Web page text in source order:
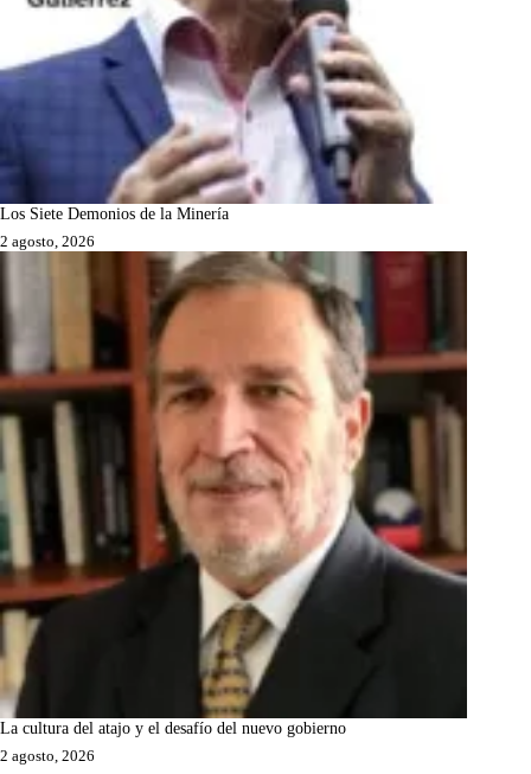
Los Siete Demonios de la Minería
2 agosto, 2026
La cultura del atajo y el desafío del nuevo gobierno
2 agosto, 2026